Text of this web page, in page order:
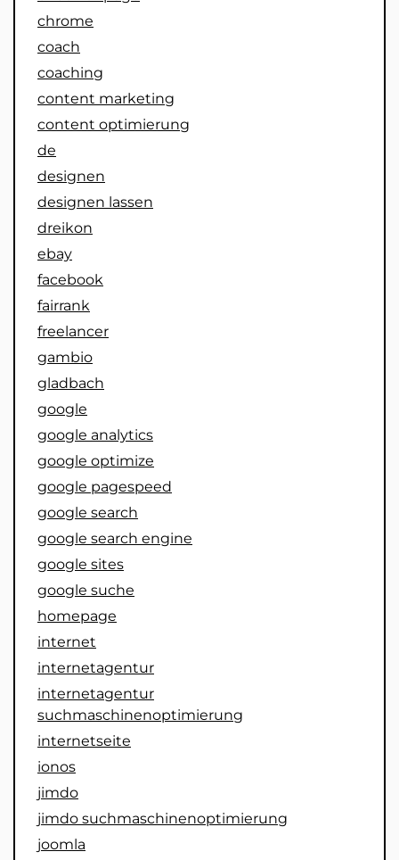
chrome
coach
coaching
content marketing
content optimierung
de
designen
designen lassen
dreikon
ebay
facebook
fairrank
freelancer
gambio
gladbach
google
google analytics
google optimize
google pagespeed
google search
google search engine
google sites
google suche
homepage
internet
internetagentur
internetagentur
suchmaschinenoptimierung
internetseite
ionos
jimdo
jimdo suchmaschinenoptimierung
joomla